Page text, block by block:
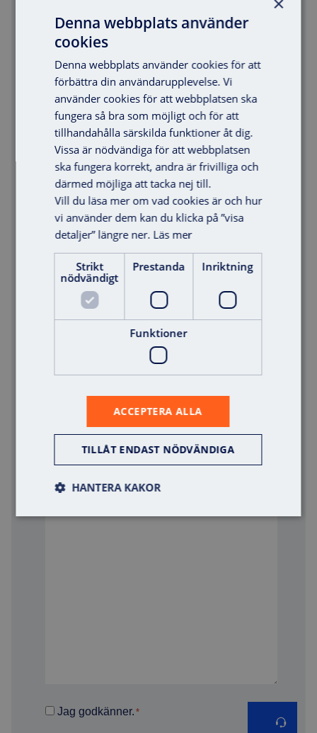
framgå.
Faktura gata/box *
Faktura gatunummer/boxnummer *
Faktura postnummer *
Faktura postort *
Kompletterande information
Märkning abonnemang/faktura *
Meddelande
Samtycke
Jag godkänner. *
Denna webbplats använder
cookies
Denna webbplats använder cookies för att
förbättra din användarupplevelse. Vi
använder cookies för att webbplatsen ska
fungera så bra som möjligt och för att
tillhandahålla särskilda funktioner åt dig.
Vissa är nödvändiga för att webbplatsen
ska fungera korrekt, andra är frivilliga och
därmed möjliga att tacka nej till.
Vill du läsa mer om vad cookies är och hur
vi använder dem kan du klicka på ”visa
detaljer” längre ner. Läs mer
Strikt
nödvändigt
Prestanda Inriktning
Funktioner
ACCEPTERA ALLA
TILLÅT ENDAST NÖDVÄNDIGA
HANTERA KAKOR